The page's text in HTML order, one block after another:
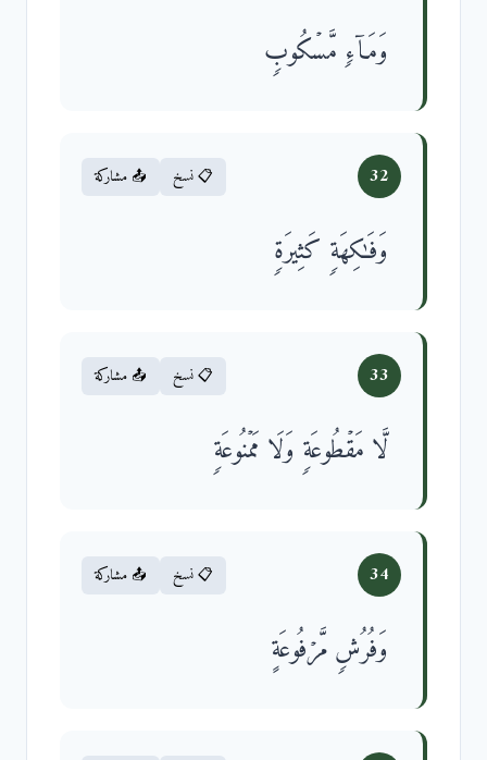
وَمَاۤءࣲ مَّسۡكُوبࣲ
32 📋 نسخ 📤 مشاركة
وَفَـٰكِهَةࣲ كَثِیرَةࣲ
33 📋 نسخ 📤 مشاركة
لَّا مَقۡطُوعَةࣲ وَلَا مَمۡنُوعَةࣲ
34 📋 نسخ 📤 مشاركة
وَفُرُشࣲ مَّرۡفُوعَةٍ